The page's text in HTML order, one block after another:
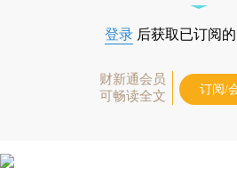
登录 后获取已订阅
财新通会员
可畅读全文
订阅/